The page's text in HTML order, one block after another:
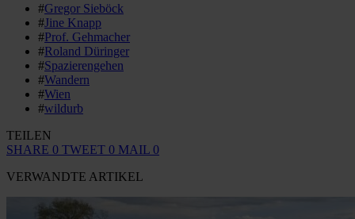
#Gregor Sieböck
#Jine Knapp
#Prof. Gehmacher
#Roland Düringer
#Spazierengehen
#Wandern
#Wien
#wildurb
TEILEN
SHARE 0 TWEET 0 MAIL 0
VERWANDTE ARTIKEL